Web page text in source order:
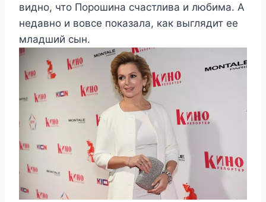
видно, что Порошина счастлива и любима. А
недавно и вовсе показала, как выглядит ее
младший сын.